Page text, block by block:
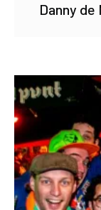
Danny de